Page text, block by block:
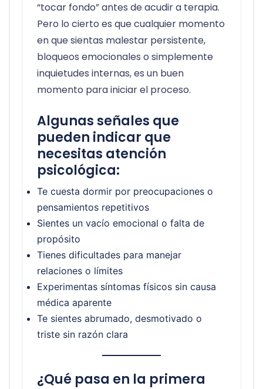
“tocar fondo” antes de acudir a terapia.
Pero lo cierto es que cualquier momento
en que sientas malestar persistente,
bloqueos emocionales o simplemente
inquietudes internas, es un buen
momento para iniciar el proceso.
Algunas señales que
pueden indicar que
necesitas atención
psicológica:
Te cuesta dormir por preocupaciones o
pensamientos repetitivos
Sientes un vacío emocional o falta de
propósito
Tienes dificultades para manejar
relaciones o límites
Experimentas síntomas físicos sin causa
médica aparente
Te sientes abrumado, desmotivado o
triste sin razón clara
¿Qué pasa en la primera